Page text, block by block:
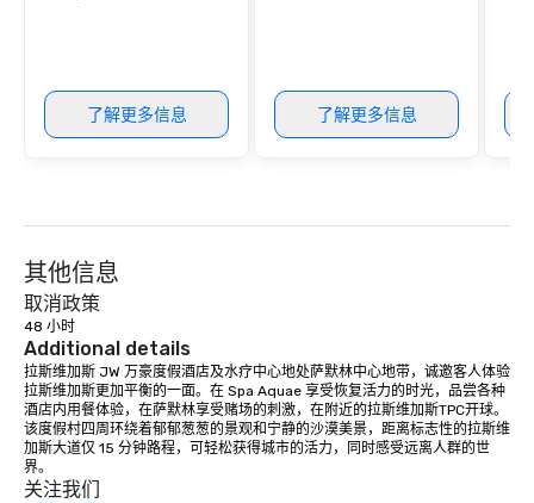
了解更多信息 了解更多信息
其他信息
取消政策
48 小时
Additional details
拉斯维加斯 JW 万豪度假酒店及水疗中心地处萨默林中心地带，诚邀客人体验
拉斯维加斯更加平衡的一面。在 Spa Aquae 享受恢复活力的时光，品尝各种
酒店内用餐体验，在萨默林享受赌场的刺激，在附近的拉斯维加斯TPC开球。
该度假村四周环绕着郁郁葱葱的景观和宁静的沙漠美景，距离标志性的拉斯维
加斯大道仅 15 分钟路程，可轻松获得城市的活力，同时感受远离人群的世
界。
关注我们